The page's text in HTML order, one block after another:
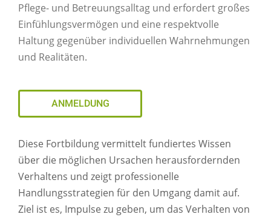
Pflege- und Betreuungsalltag und erfordert großes
Einfühlungsvermögen und eine respektvolle
Haltung gegenüber individuellen Wahrnehmungen
und Realitäten.
ANMELDUNG
Diese Fortbildung vermittelt fundiertes Wissen
über die möglichen Ursachen herausfordernden
Verhaltens und zeigt professionelle
Handlungsstrategien für den Umgang damit auf.
Ziel ist es, Impulse zu geben, um das Verhalten von